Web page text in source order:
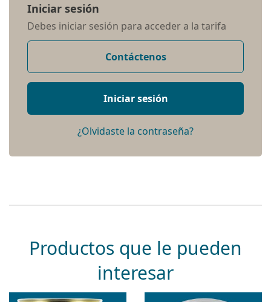
Iniciar sesión
Debes iniciar sesión para acceder a la tarifa
Contáctenos
Iniciar sesión
¿Olvidaste la contraseña?
Productos que le pueden
interesar